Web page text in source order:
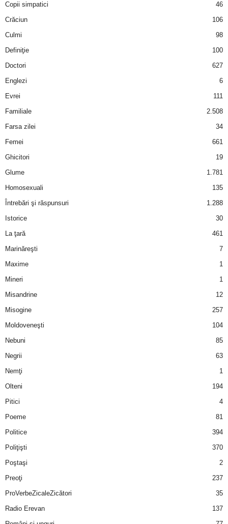
Copii simpatici
46
Crăciun
106
Culmi
98
Definiţie
100
Doctori
627
Englezi
6
Evrei
111
Familiale
2.508
Farsa zilei
34
Femei
661
Ghicitori
19
Glume
1.781
Homosexuali
135
Întrebări şi răspunsuri
1.288
Istorice
30
La ţară
461
Marinăreşti
7
Maxime
1
Mineri
1
Misandrine
12
Misogine
257
Moldoveneşti
104
Nebuni
85
Negrii
63
Nemţi
1
Olteni
194
Pitici
4
Poeme
81
Politice
394
Poliţişti
370
Poştaşi
2
Preoţi
237
ProVerbeZicaleZicători
35
Radio Erevan
137